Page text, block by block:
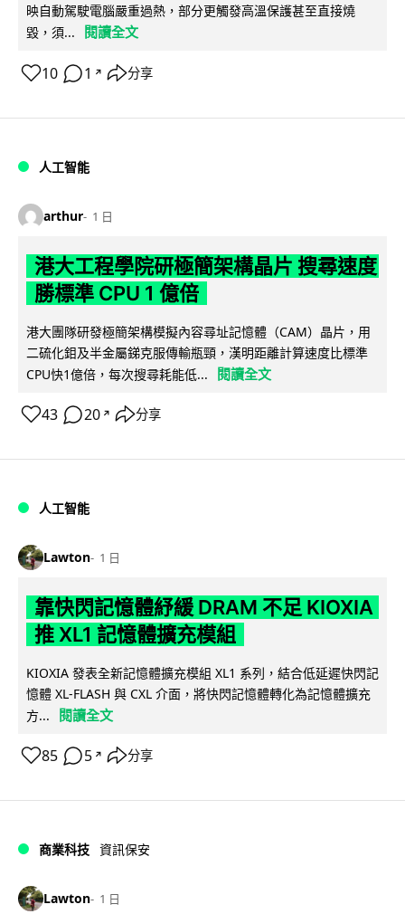
映自動駕駛電腦嚴重過熱，部分更觸發高溫保護甚至直接燒
毀，須...
閱讀全文
10 1 ↗ 分享
人工智能
arthur 1 日
港大工程學院研極簡架構晶片 搜尋速度
勝標準 CPU 1 億倍
港大團隊研發極簡架構模擬內容尋址記憶體（CAM）晶片，用
二硫化鉬及半金屬銻克服傳輸瓶頸，漢明距離計算速度比標準
CPU快1億倍，每次搜尋耗能低...
閱讀全文
43 20 ↗ 分享
人工智能
Lawton 1 日
靠快閃記憶體紓緩 DRAM 不足 KIOXIA
推 XL1 記憶體擴充模組
KIOXIA 發表全新記憶體擴充模組 XL1 系列，結合低延遲快閃記
憶體 XL-FLASH 與 CXL 介面，將快閃記憶體轉化為記憶體擴充
方...
閱讀全文
85 5 ↗ 分享
商業科技 資訊保安
Lawton 1 日